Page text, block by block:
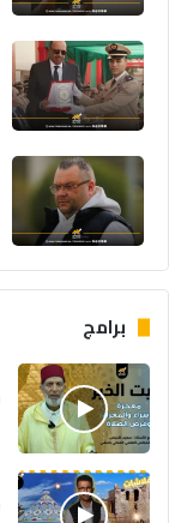
برامج